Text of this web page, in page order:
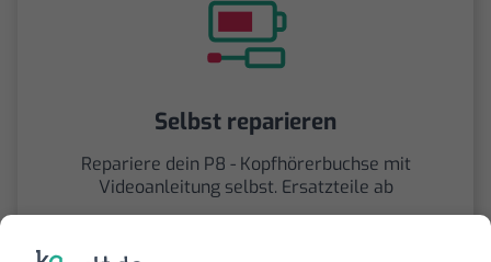
Selbst reparieren
Repariere dein P8 - Kopfhörerbuchse mit
Videoanleitung selbst. Ersatzteile ab